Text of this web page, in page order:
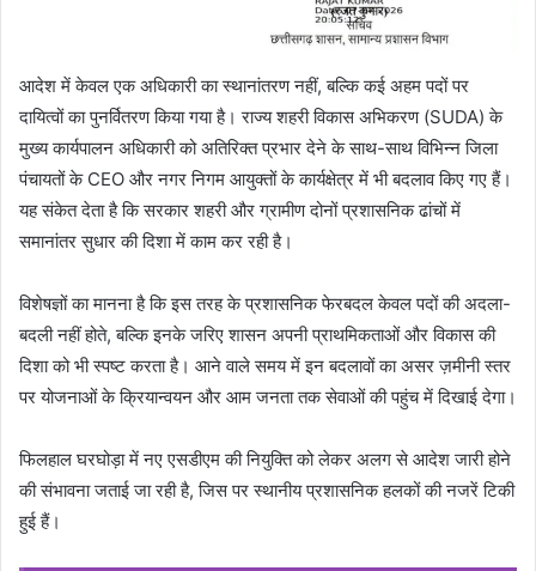
आदेश में केवल एक अधिकारी का स्थानांतरण नहीं, बल्कि कई अहम पदों पर
दायित्वों का पुनर्वितरण किया गया है। राज्य शहरी विकास अभिकरण (SUDA) के
मुख्य कार्यपालन अधिकारी को अतिरिक्त प्रभार देने के साथ-साथ विभिन्न जिला
पंचायतों के CEO और नगर निगम आयुक्तों के कार्यक्षेत्र में भी बदलाव किए गए हैं।
यह संकेत देता है कि सरकार शहरी और ग्रामीण दोनों प्रशासनिक ढांचों में
समानांतर सुधार की दिशा में काम कर रही है।
विशेषज्ञों का मानना है कि इस तरह के प्रशासनिक फेरबदल केवल पदों की अदला-
बदली नहीं होते, बल्कि इनके जरिए शासन अपनी प्राथमिकताओं और विकास की
दिशा को भी स्पष्ट करता है। आने वाले समय में इन बदलावों का असर ज़मीनी स्तर
पर योजनाओं के क्रियान्वयन और आम जनता तक सेवाओं की पहुंच में दिखाई देगा।
फिलहाल घरघोड़ा में नए एसडीएम की नियुक्ति को लेकर अलग से आदेश जारी होने
की संभावना जताई जा रही है, जिस पर स्थानीय प्रशासनिक हलकों की नजरें टिकी
हुई हैं।